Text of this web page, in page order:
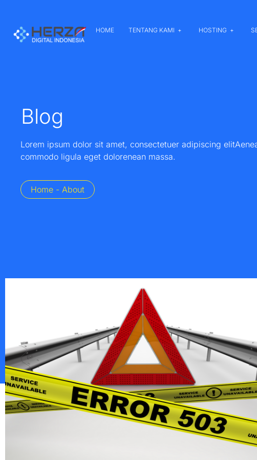
HOME TENTANG KAMI HOSTING
Blog
Lorem ipsum dolor sit amet, consectetuer adipiscing
commodo ligula eget dolorenean massa.
Home - About